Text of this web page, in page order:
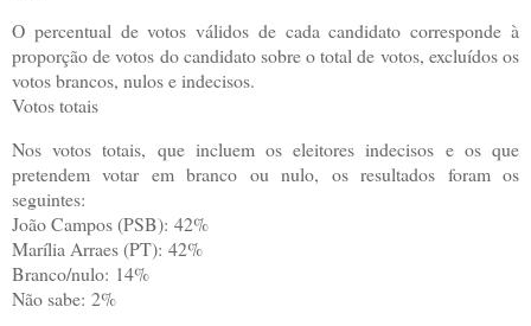
O percentual de votos válidos de cada candidato corresponde à
proporção de votos do candidato sobre o total de votos, excluídos os
votos brancos, nulos e indecisos.
Votos totais
Nos votos totais, que incluem os eleitores indecisos e os que
pretendem votar em branco ou nulo, os resultados foram os
seguintes:
João Campos (PSB): 42%
Marília Arraes (PT): 42%
Branco/nulo: 14%
Não sabe: 2%